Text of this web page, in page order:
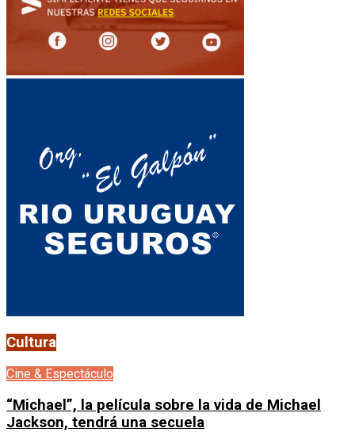
Cultura
Cine & Espectáculo
“Michael”, la película sobre la vida de Michael
Jackson, tendrá una secuela